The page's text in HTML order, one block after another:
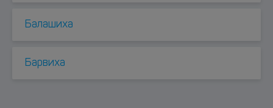
Балашиха
Барвиха